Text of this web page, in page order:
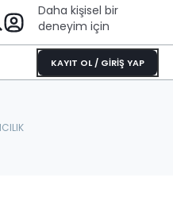
Daha kişisel bir
deneyim için
KAYIT OL / GİRİŞ YAP